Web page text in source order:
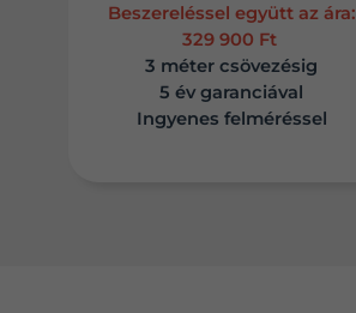
Beszereléssel együtt az ára:
329 900 Ft
3 méter csövezésig
5 év garanciával
Ingyenes felméréssel